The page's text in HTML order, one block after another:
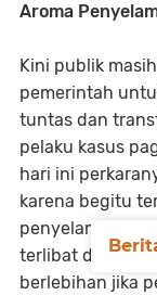
Aroma
Kini publik
pemerintah
tuntas dan
pelaku kasus
hari ini
karena begitu
penyelamatan
terlibat dalam
berlebihan jika